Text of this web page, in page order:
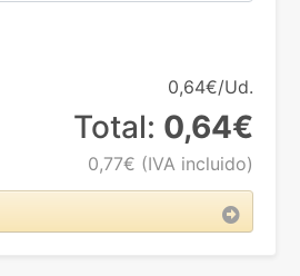
0,64€/Ud.
Total: 0,64€
0,77€ (IVA incluido)